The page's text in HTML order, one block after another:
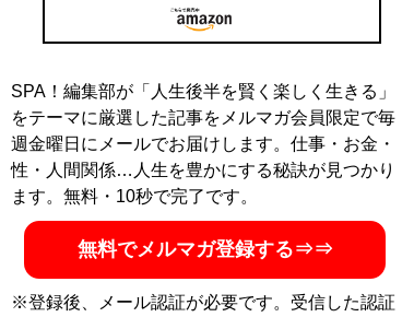
りは本気だ：はみ出し日本論』（共著、新潮選書）など
記事一覧へ
SPA！編集部が「人生後半を賢く楽しく生きる」
をテーマに厳選した記事をメルマガ会員限定で毎
週金曜日にメールでお届けします。仕事・お金・
性・人間関係…人生を豊かにする秘訣が見つかり
ます。無料・10秒で完了です。
無料でメルマガ登録する⇒⇒
※登録後、メール認証が必要です。受信した認証